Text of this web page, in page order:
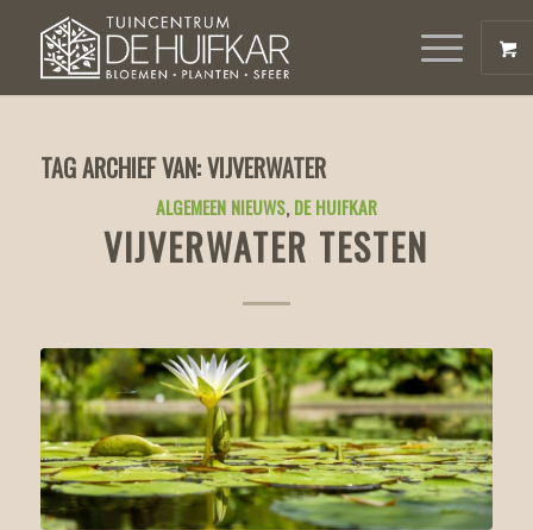
TAG ARCHIEF VAN:VIJVERWATER
ALGEMEEN NIEUWS,DE HUIFKAR
VIJVERWATER TESTEN